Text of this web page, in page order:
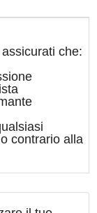
che:
contrario alla